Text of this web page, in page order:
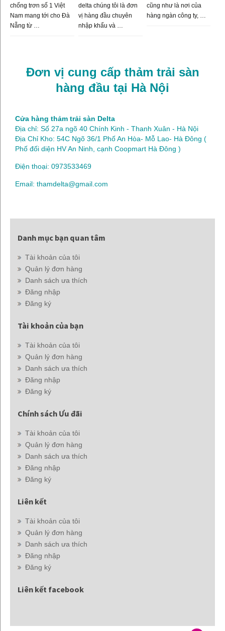
chống trơn số 1 Việt
Nam mang tới cho Đà
Nẵng từ …
delta chúng tôi là đơn
vị hàng đầu chuyên
nhập khẩu và …
cũng như là nơi của
hàng ngàn công ty, …
Đơn vị cung cấp thảm trải sàn
hàng đầu tại Hà Nội
Cửa hàng thảm trải sàn Delta
Địa chỉ: Số 27a ngõ 40 Chính Kinh - Thanh Xuân - Hà Nội
Địa Chỉ Kho: 54C Ngõ 36/1 Phố An Hòa- Mỗ Lao- Hà Đông (
Phố đối diện HV An Ninh, cạnh Coopmart Hà Đông )
Điện thoại: 0973533469
Email: thamdelta@gmail.com
Danh mục bạn quan tâm
Tài khoản của tôi
Quản lý đơn hàng
Danh sách ưa thích
Đăng nhập
Đăng ký
Tài khoản của bạn
Tài khoản của tôi
Quản lý đơn hàng
Danh sách ưa thích
Đăng nhập
Đăng ký
Chính sách Ưu đãi
Tài khoản của tôi
Quản lý đơn hàng
Danh sách ưa thích
Đăng nhập
Đăng ký
Liên kết
Tài khoản của tôi
Quản lý đơn hàng
Danh sách ưa thích
Đăng nhập
Đăng ký
Liên kết facebook